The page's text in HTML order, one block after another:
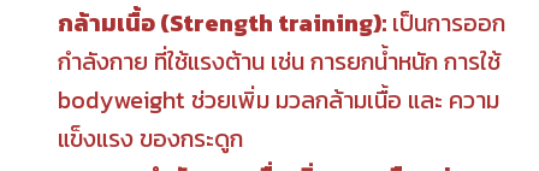
กล้ามเนื้อ (Strength training): เป็นการออก
กำลังกาย ที่ใช้แรงต้าน เช่น การยกน้ำหนัก การใช้
bodyweight ช่วยเพิ่ม มวลกล้ามเนื้อ และ ความ
แข็งแรง ของกระดูก